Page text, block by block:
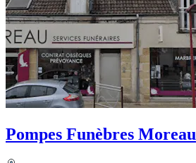
Pompes Funèbres Moreau